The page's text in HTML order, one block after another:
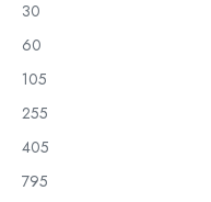
30
60
105
255
405
795